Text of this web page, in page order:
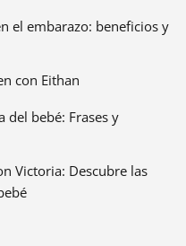
el embarazo: beneficios y
con Eithan
del bebé: Frases y
Victoria: Descubre las